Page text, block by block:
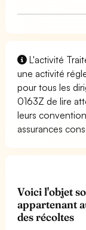
L'activité
une activité
pour tous les
0163Z de lire
leurs
assurances
Voici l'objet
appartenant
des récoltes